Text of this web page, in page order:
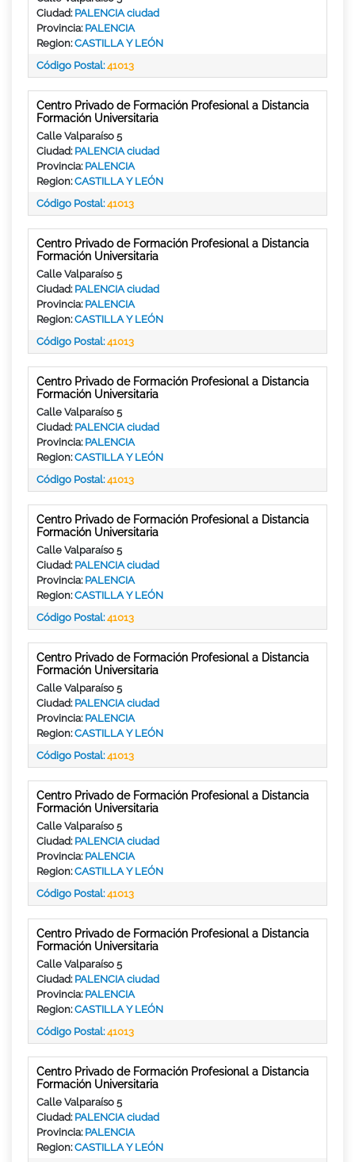
Ciudad: PALENCIA ciudad
Provincia: PALENCIA
Region:CASTILLA Y LEÓN
Código Postal:41013
Centro Privado de Formación Profesional a Distancia
Formación Universitaria
Calle Valparaíso 5
Ciudad: PALENCIA ciudad
Provincia: PALENCIA
Region:CASTILLA Y LEÓN
Código Postal:41013
Centro Privado de Formación Profesional a Distancia
Formación Universitaria
Calle Valparaíso 5
Ciudad: PALENCIA ciudad
Provincia: PALENCIA
Region:CASTILLA Y LEÓN
Código Postal:41013
Centro Privado de Formación Profesional a Distancia
Formación Universitaria
Calle Valparaíso 5
Ciudad: PALENCIA ciudad
Provincia: PALENCIA
Region:CASTILLA Y LEÓN
Código Postal:41013
Centro Privado de Formación Profesional a Distancia
Formación Universitaria
Calle Valparaíso 5
Ciudad: PALENCIA ciudad
Provincia: PALENCIA
Region:CASTILLA Y LEÓN
Código Postal:41013
Centro Privado de Formación Profesional a Distancia
Formación Universitaria
Calle Valparaíso 5
Ciudad: PALENCIA ciudad
Provincia: PALENCIA
Region:CASTILLA Y LEÓN
Código Postal:41013
Centro Privado de Formación Profesional a Distancia
Formación Universitaria
Calle Valparaíso 5
Ciudad: PALENCIA ciudad
Provincia: PALENCIA
Region:CASTILLA Y LEÓN
Código Postal:41013
Centro Privado de Formación Profesional a Distancia
Formación Universitaria
Calle Valparaíso 5
Ciudad: PALENCIA ciudad
Provincia: PALENCIA
Region:CASTILLA Y LEÓN
Código Postal:41013
Centro Privado de Formación Profesional a Distancia
Formación Universitaria
Calle Valparaíso 5
Ciudad: PALENCIA ciudad
Provincia: PALENCIA
Region:CASTILLA Y LEÓN